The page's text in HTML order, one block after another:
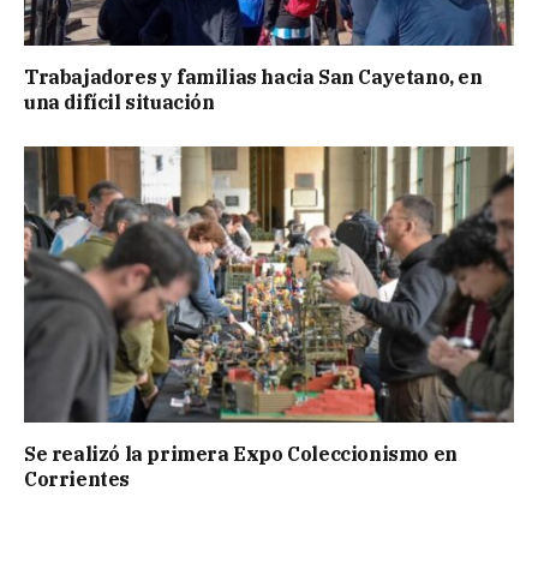
Trabajadores y familias hacia San Cayetano, en
una difícil situación
Se realizó la primera Expo Coleccionismo en
Corrientes